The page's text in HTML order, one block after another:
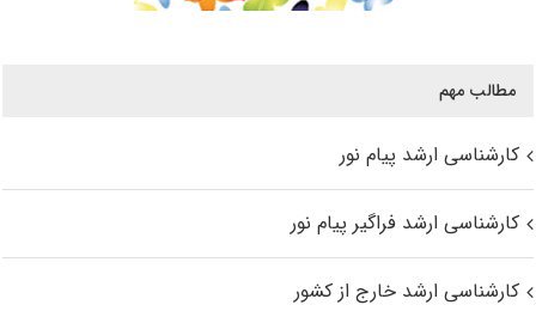
مطالب مهم
کارشناسی ارشد پیام نور
کارشناسی ارشد فراگیر پیام نور
کارشناسی ارشد خارج از کشور